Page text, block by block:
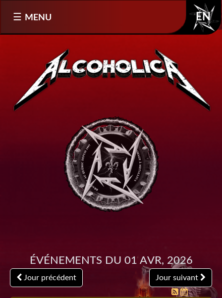
Événements du 01 Avr, 2026
Jour précédent Jour suivant
EN
MENU